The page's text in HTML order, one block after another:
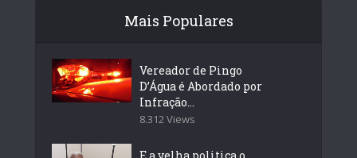
Mais Populares
Vereador de Pingo
D’Água é Abordado por
Infração...
8.312 Views